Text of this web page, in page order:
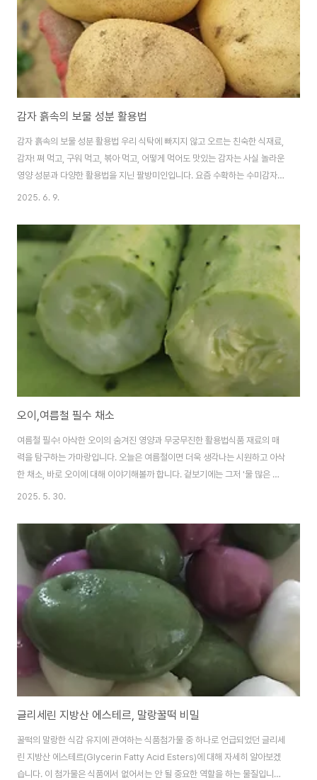
감자 흙속의 보물 성분 활용법
감자 흙속의 보물 성분 활용법 우리 식탁에 빠지지 않고 오르는 친숙한 식재료,
감자! 쪄 먹고, 구워 먹고, 볶아 먹고, 어떻게 먹어도 맛있는 감자는 사실 놀라운
영양 성분과 다양한 활용법을 지닌 팔방미인입니다. 요즘 수확하는 수미감자의
보슬포슬한 한 맛은 일품입니다. 오늘은 감자의 숨겨진 영양학적 가치부터 일
자의 모든 것을 깊이 파헤쳐 보겠습니다. 감자의 핵심 영양 성분 우리 몸을 건강
하게 채우는 활력식품감자는 주성분인 탄수화물 외에도 우리 몸에 유익한 다양
한 영양소를 함유하고 있습니다. 탄수화물: 감자의 가장 대표적인 성분으로, 우
리 몸에 에너지를 공급하는 중요한 역할을 합니다. 대부분 전분 형태로 존재하
2025. 6. 9.
오이,여름철 필수 채소
여름철 필수! 아삭한 오이의 숨겨진 영양과 무궁무진한 활용법식품 재료의 매
력을 탐구하는 가마랑입니다. 오늘은 여름철이면 더욱 생각나는 시원하고 아삭
한 채소, 바로 오이에 대해 이야기해볼까 합니다. 겉보기에는 그저 '물 많은 채
소' 같지만, 오이 속에는 생각보다 훨씬 알찬 영양과 다양한 요리 활용법이 숨겨
굴성 한해살이풀로, 전 세계적으로 널리 재배되며 식용으로 사용되는 채소입니
다. 길쭉한 모양과 특유의 향긋함, 그리고 아삭한 식감이 특징이죠. 특히 약
95~96%에 달하는 높은 수분 함량 덕분에 시원하고 청량감을 선사하며, 여름
철 갈증 해소에 탁월합니다. 오이 알찬 영양 성분과 건강 효능오이는 칼로리가
매우 낮으면서도 우리 ..
2025. 5. 30.
글리세린 지방산 에스테르, 말랑꿀떡 비밀
꿀떡의 말랑한 식감 유지에 관여하는 식품첨가물 중 하나로 언급되었던 글리세
린 지방산 에스테르(Glycerin Fatty Acid Esters)에 대해 자세히 알아보겠
습니다. 이 첨가물은 식품에서 없어서는 안 될 중요한 역할을 하는 물질입니다.